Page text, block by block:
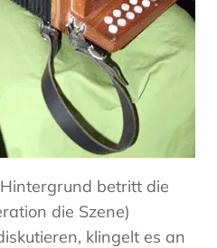
betritt die
die Szene)
klingelt es an